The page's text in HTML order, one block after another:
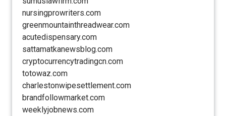
nursingprowriters.com
greenmountainthreadwear.com
acutedispensary.com
sattamatkanewsblog.com
cryptocurrencytradingcn.com
totowaz.com
charlestonwipesettlement.com
brandfollowmarket.com
weeklyjobnews.com